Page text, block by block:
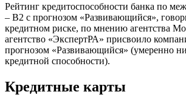
Рейтинг кредитоспособности банка по
‒ B2 с прогнозом «Развивающийся»,
кредитном риске, по мнению агентства
агентство «ЭкспертРА» присвоило
прогнозом «Развивающийся» (умеренно
кредитной способности).
Кредитные карты